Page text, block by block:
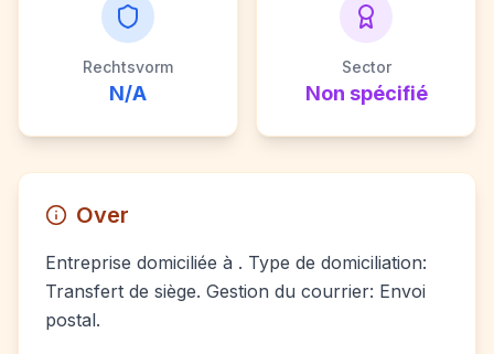
Rechtsvorm
N/A
Sector
Non spécifié
Over
Entreprise domiciliée à . Type de domiciliation:
Transfert de siège. Gestion du courrier: Envoi
postal.